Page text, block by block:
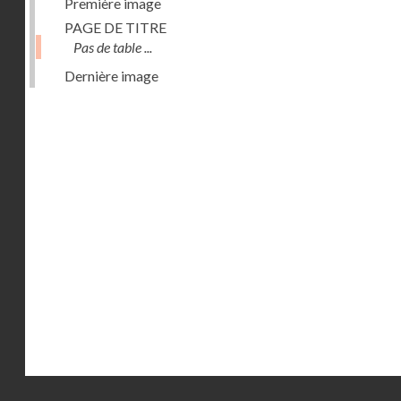
PAGE DE TITRE
Pas de table ...
Dernière image